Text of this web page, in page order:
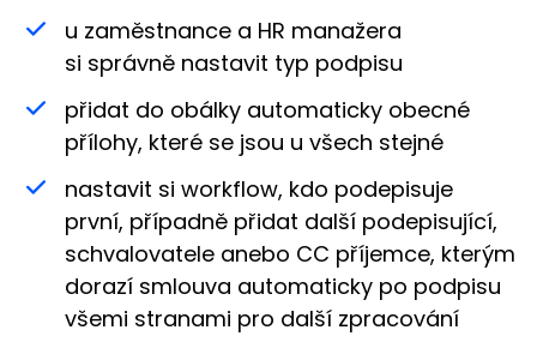
u zaměstnance a HR manažera
si správně nastavit typ podpisu
přidat do obálky automaticky obecné
přílohy, které se jsou u všech stejné
nastavit si workflow, kdo podepisuje
první, případně přidat další podepisující,
schvalovatele anebo CC příjemce, kterým
dorazí smlouva automaticky po podpisu
všemi stranami pro další zpracování